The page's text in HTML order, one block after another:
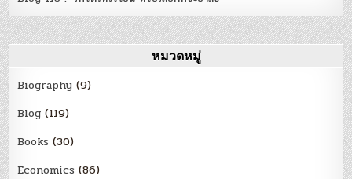
หมวดหมู่
Biography (9)
Blog (119)
Books (30)
Economics (86)